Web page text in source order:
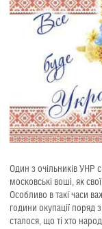
Один з очільників УНР
московські воші, як
Особливо в такі часи
години окупації поряд
сталося, що ті хто